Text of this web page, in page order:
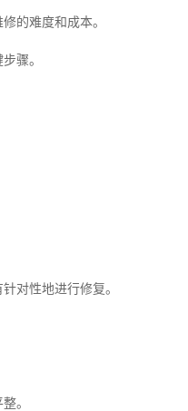
的难度和成本。
骤。
对性地进行修复。
。